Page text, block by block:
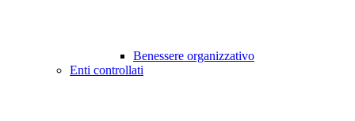
Benessere organizzativo
Enti controllati